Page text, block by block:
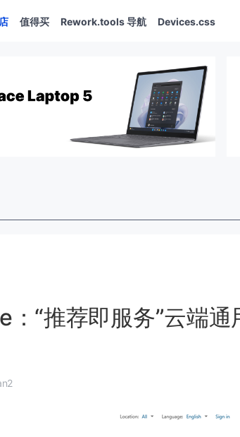
值得买 Rework.tools 导航 Devices.css
“推荐即服务”云端通